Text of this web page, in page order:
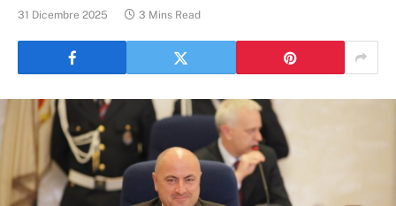
31 Dicembre 2025 3 Mins Read